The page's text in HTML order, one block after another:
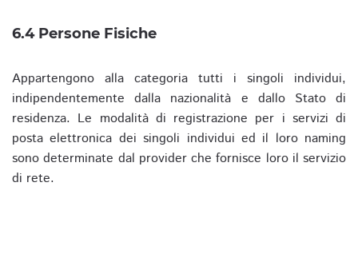
6.4 Persone Fisiche
Appartengono alla categoria tutti i singoli individui,
indipendentemente dalla nazionalità e dallo Stato di
residenza. Le modalità di registrazione per i servizi di
posta elettronica dei singoli individui ed il loro naming
sono determinate dal provider che fornisce loro il servizio
di rete.